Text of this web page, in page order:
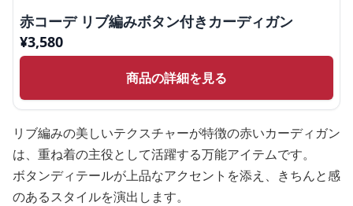
赤コーデ リブ編みボタン付きカーディガン
¥3,580
商品の詳細を見る
リブ編みの美しいテクスチャーが特徴の赤いカーディガン
は、重ね着の主役として活躍する万能アイテムです。
ボタンディテールが上品なアクセントを添え、きちんと感
のあるスタイルを演出します。